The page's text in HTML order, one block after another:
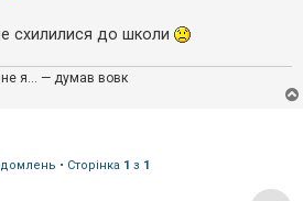
не схилилися до школи
не я... — думав вовк
• Сторінка 1 з 1